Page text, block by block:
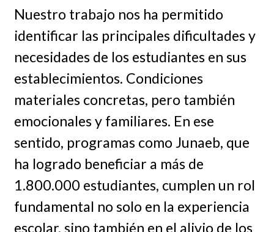
Nuestro trabajo nos ha permitido
identificar las principales dificultades y
necesidades de los estudiantes en sus
establecimientos. Condiciones
materiales concretas, pero también
emocionales y familiares. En ese
sentido, programas como Junaeb, que
ha logrado beneficiar a más de
1.800.000 estudiantes, cumplen un rol
fundamental no solo en la experiencia
escolar, sino también en el alivio de los